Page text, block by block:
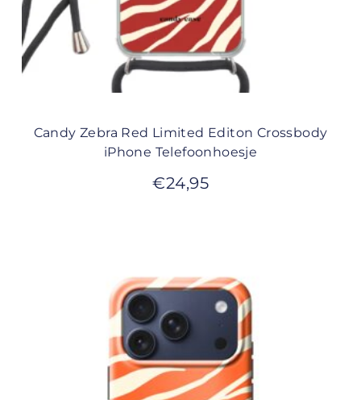
Candy Zebra Red Limited Editon Crossbody
iPhone Telefoonhoesje
€24,95